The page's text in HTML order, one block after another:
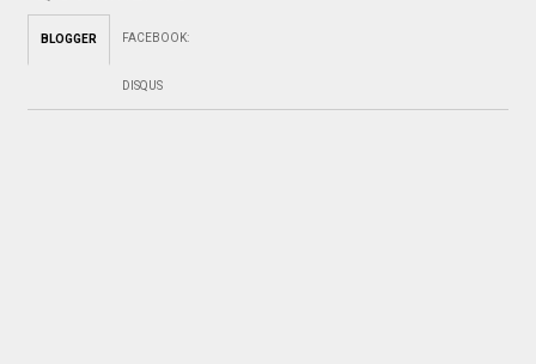
BLOGGER FACEBOOK:
DISQUS